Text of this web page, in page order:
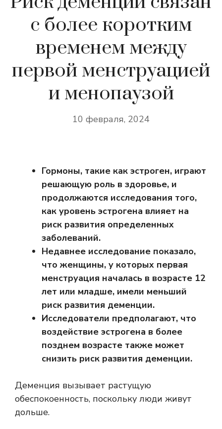
с более коротким
временем между
первой менструацией
и менопаузой
10 февраля, 2024
Гормоны, такие как эстроген, играют
решающую роль в здоровье, и
продолжаются исследования того,
как уровень эстрогена влияет на
риск развития определенных
заболеваний.
Недавнее исследование показало,
что женщины, у которых первая
менструация началась в возрасте 12
лет или младше, имели меньший
риск развития деменции.
Исследователи предполагают, что
воздействие эстрогена в более
позднем возрасте также может
снизить риск развития деменции.
Деменция вызывает растущую
обеспокоенность, поскольку люди живут
дольше.